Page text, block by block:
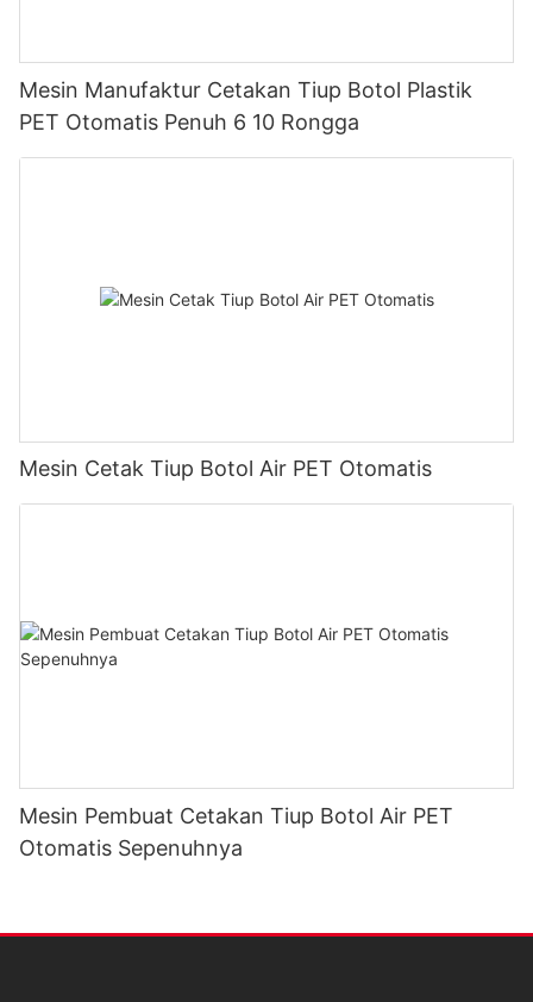
Mesin Manufaktur Cetakan Tiup Botol Plastik
PET Otomatis Penuh 6 10 Rongga
Mesin Cetak Tiup Botol Air PET Otomatis
Mesin Pembuat Cetakan Tiup Botol Air PET
Otomatis Sepenuhnya